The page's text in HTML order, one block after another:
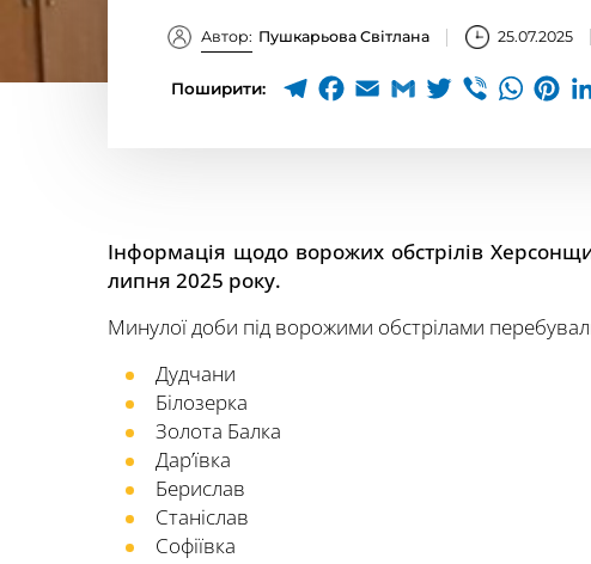
Автор: Пушкарьова Світлана 25.07.2025
Поширити:
Інформація щодо ворожих обстрілів
липня 2025 року.
Минулої доби під ворожими обстрілами
Дудчани
Білозерка
Золота Балка
Дар’ївка
Берислав
Станіслав
Софіївка